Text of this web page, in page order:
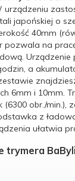
urządzeniu
japońskiej o
40mm
pozwala na
Urządzenie
a
6mm i 10mm.
obr./min.),
z
ułatwia
trymera